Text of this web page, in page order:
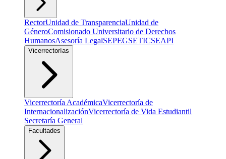
RectorUnidad de TransparenciaUnidad de
GéneroComisionado Universitario de Derechos
HumanosAsesoría LegalSEPEGSETICSEAPI
Vicerrectorías
Vicerrectoría AcadémicaVicerrectoría de
InternacionalizaciónVicerrectoría de Vida Estudiantil
Secretaría General
Facultades